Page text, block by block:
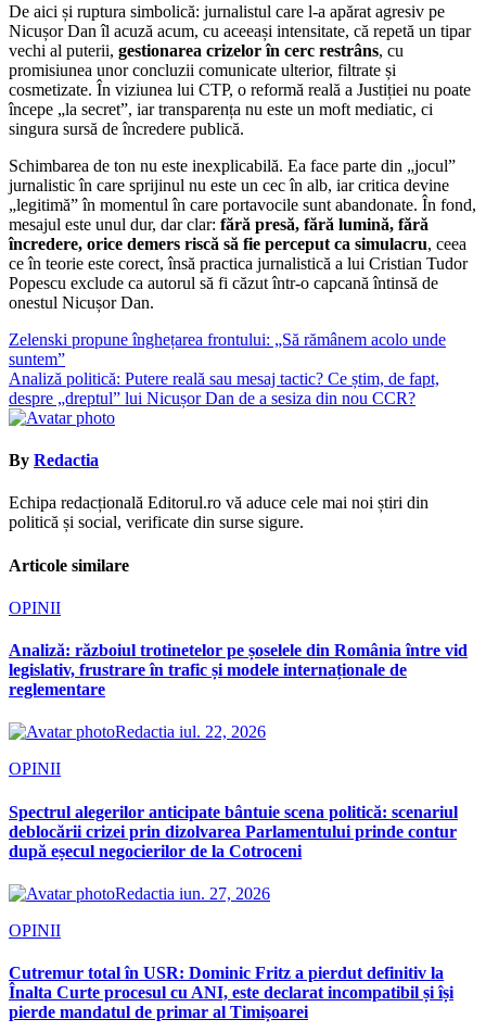
De aici și ruptura simbolică: jurnalistul care l-a apărat agresiv pe
Nicușor Dan îl acuză acum, cu aceeași intensitate, că repetă un tipar
vechi al puterii, gestionarea crizelor în cerc restrâns, cu
promisiunea unor concluzii comunicate ulterior, filtrate și
cosmetizate. În viziunea lui CTP, o reformă reală a Justiției nu poate
începe „la secret”, iar transparența nu este un moft mediatic, ci
singura sursă de încredere publică.
Schimbarea de ton nu este inexplicabilă. Ea face parte din „jocul”
jurnalistic în care sprijinul nu este un cec în alb, iar critica devine
„legitimă” în momentul în care portavocile sunt abandonate. În fond,
mesajul este unul dur, dar clar: fără presă, fără lumină, fără
încredere, orice demers riscă să fie perceput ca simulacru, ceea
ce în teorie este corect, însă practica jurnalistică a lui Cristian Tudor
Popescu exclude ca autorul să fi căzut într-o capcană întinsă de
onestul Nicușor Dan.
Navigare
în
articole
Zelenski propune înghețarea frontului: „Să rămânem acolo unde
suntem”
Analiză politică: Putere reală sau mesaj tactic? Ce știm, de fapt,
despre „dreptul” lui Nicușor Dan de a sesiza din nou CCR?
By Redactia
Echipa redacțională Editorul.ro vă aduce cele mai noi știri din
politică și social, verificate din surse sigure.
Articole similare
OPINII
Analiză: războiul trotinetelor pe șoselele din România între vid
legislativ, frustrare în trafic și modele internaționale de
reglementare
Redactia iul. 22, 2026
OPINII
Spectrul alegerilor anticipate bântuie scena politică: scenariul
deblocării crizei prin dizolvarea Parlamentului prinde contur
după eșecul negocierilor de la Cotroceni
Redactia iun. 27, 2026
OPINII
Cutremur total în USR: Dominic Fritz a pierdut definitiv la
Înalta Curte procesul cu ANI, este declarat incompatibil și își
pierde mandatul de primar al Timișoarei